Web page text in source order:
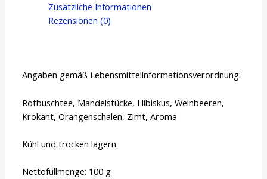
Zusätzliche Informationen
Rezensionen (0)
Angaben gemäß Lebensmittelinformationsverordnung:
Rotbuschtee, Mandelstücke, Hibiskus, Weinbeeren,
Krokant, Orangenschalen, Zimt, Aroma
Kühl und trocken lagern.
Nettofüllmenge: 100 g